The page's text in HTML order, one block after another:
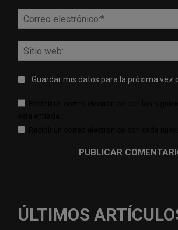
Guardar mis datos para la próxima vez
ÚLTIMOS